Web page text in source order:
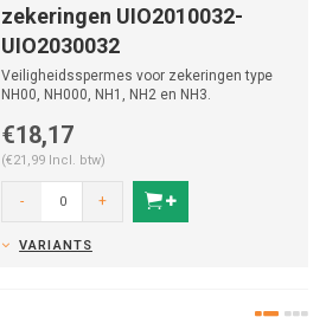
zekeringen UIO2010032-
UIO2030032
Veiligheidsspermes voor zekeringen type
NH00, NH000, NH1, NH2 en NH3.
€18,17
(€21,99 Incl. btw)
- +
VARIANTS